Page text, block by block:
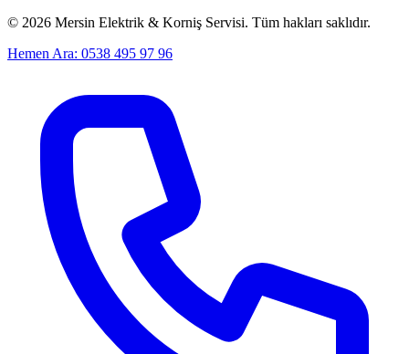
© 2026 Mersin Elektrik & Korniş Servisi. Tüm hakları saklıdır.
Hemen Ara: 0538 495 97 96